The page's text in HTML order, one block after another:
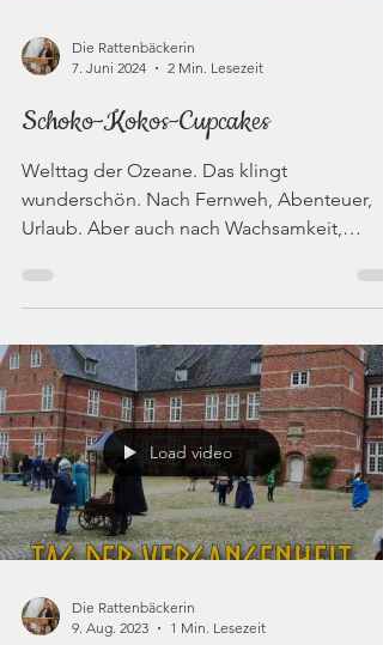
7. Juni 2024
2 Min. Lesezeit
Schoko-Kokos-Cupcakes
Welttag der Ozeane. Das klingt
Urlaub. Aber auch nach Wachsamkeit,
Achtung, Schutz. Nur zwei ...
Load video